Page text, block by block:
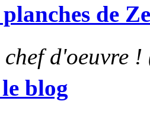
de
d'oeuvre !
blog